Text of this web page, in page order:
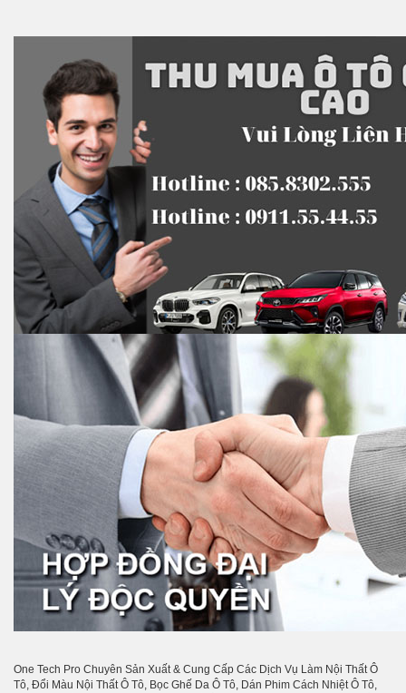
One Tech Pro Chuyên Sản Xuất & Cung Cấp Các Dịch Vụ Làm Nội Thất Ô
Tô, Đổi Màu Nội Thất Ô Tô, Bọc Ghế Da Ô Tô, Dán Phim Cách Nhiệt Ô Tô,